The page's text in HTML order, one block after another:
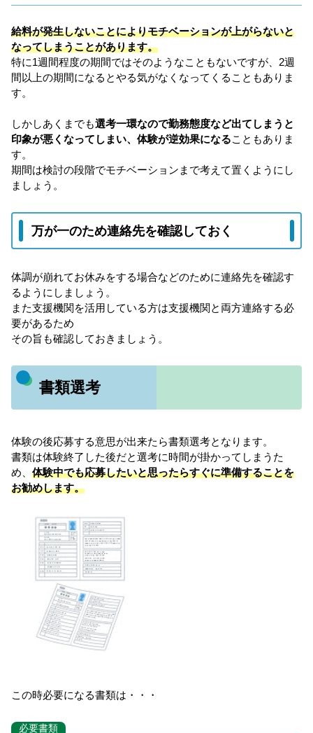
給料が発生しないことによりモチベーションが上がらないと
なってしまうことがあります。
特に1週間程度の期間ではそのようなこともないですが、2週
間以上の期間になるとやる気がなくなってくることもありま
す。
しかしあくまでも選考一環なので勤務態度など出てしまうと
印象が悪くなってしまい、体験が逆効果になることもありま
す。
期間は検討の段階でモチベーションまで考えて置くようにし
ましょう。
万が一のため連絡先を確認しておく
体調が崩れてお休みをする場合などのために連絡先を確認す
るようにしましょう。
また支援機関を活用している方は支援機関と両方連絡する必
要があるため
その旨も確認しておきましょう。
書類選考
体験の後応募する意思が出来たら書類選考となります。
書類は体験終了した後だと選考に時間が掛かってしまうた
め、 体験中でも応募したいと思ったらすぐに準備することを
お勧めします。
この時必要になる書類は・・・
必要書類